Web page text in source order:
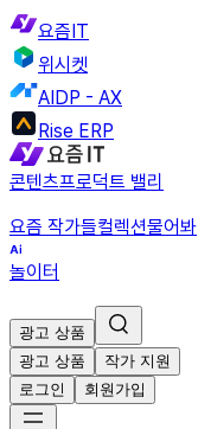
요즘IT
위시켓
AIDP - AX
Rise ERP
콘텐츠프로덕트 밸리
요즘 작가들컬렉션물어봐
놀이터
광고 상품
광고 상품
작가 지원
로그인
회원가입